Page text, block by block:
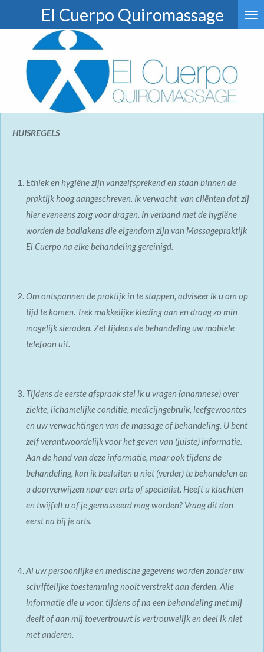
direct
hoofdinhoud
El Cuerpo Quiromassage
HUISREGELS
Ethiek en hygiëne zijn vanzelfsprekend en staan binnen de
praktijk hoog aangeschreven. Ik verwacht van cliënten dat zij
hier eveneens zorg voor dragen. In verband met de hygiëne
worden de badlakens die eigendom zijn van Massagepraktijk
El Cuerpo na elke behandeling gereinigd.
Om ontspannen de praktijk in te stappen, adviseer ik u om op
tijd te komen. Trek makkelijke kleding aan en draag zo min
mogelijk sieraden. Zet tijdens de behandeling uw mobiele
telefoon uit.
Tijdens de eerste afspraak stel ik u vragen (anamnese) over
ziekte, lichamelijke conditie, medicijngebruik, leefgewoontes
en uw verwachtingen van de massage of behandeling. U bent
zelf verantwoordelijk voor het geven van (juiste) informatie.
Aan de hand van deze informatie, maar ook tijdens de
behandeling, kan ik besluiten u niet (verder) te behandelen en
u doorverwijzen naar een arts of specialist. Heeft u klachten
en twijfelt u of je gemasseerd mag worden? Vraag dit dan
eerst na bij je arts.
Al uw persoonlijke en medische gegevens worden zonder uw
schriftelijke toestemming nooit verstrekt aan derden. Alle
informatie die u voor, tijdens of na een behandeling met mij
deelt of aan mij toevertrouwt is vertrouwelijk en deel ik niet
met anderen.